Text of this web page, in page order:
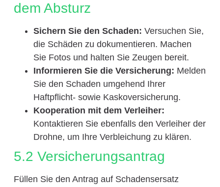
dem Absturz
Sichern Sie den Schaden: Versuchen Sie,
die Schäden zu dokumentieren. Machen
Sie Fotos und halten Sie Zeugen bereit.
Informieren Sie die Versicherung: Melden
Sie den Schaden umgehend Ihrer
Haftpflicht- sowie Kaskoversicherung.
Kooperation mit dem Verleiher:
Kontaktieren Sie ebenfalls den Verleiher der
Drohne, um Ihre Verbleichung zu klären.
5.2 Versicherungsantrag
Füllen Sie den Antrag auf Schadensersatz